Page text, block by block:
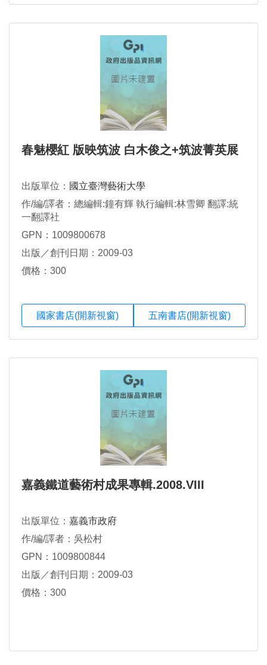
春魅櫻紅 版映筑波 白木俊之+筑波菁英展
出版單位： 國立臺灣藝術大學
作/編/譯者：總編輯:鐘有輝 執行編輯:林雪卿 翻譯:統
一翻譯社
GPN：1009800678
出版／創刊日期：2009-03
價格：300
國家書店(開新視窗) 五南書店(開新視窗)
嘉義鐵道藝術村成果專輯.2008.VIII
出版單位： 嘉義市政府
作/編/譯者：吳松村
GPN：1009800844
出版／創刊日期：2009-03
價格：300